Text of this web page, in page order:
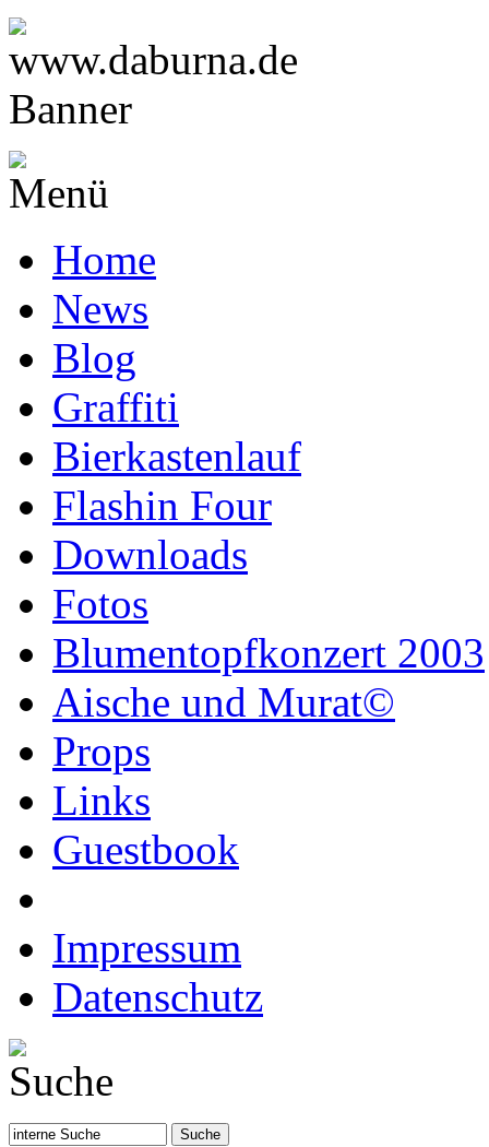
Home
News
Blog
Graffiti
Bierkastenlauf
Flashin Four
Downloads
Fotos
Blumentopfkonzert 2003
Aische und Murat©
Props
Links
Guestbook
Impressum
Datenschutz